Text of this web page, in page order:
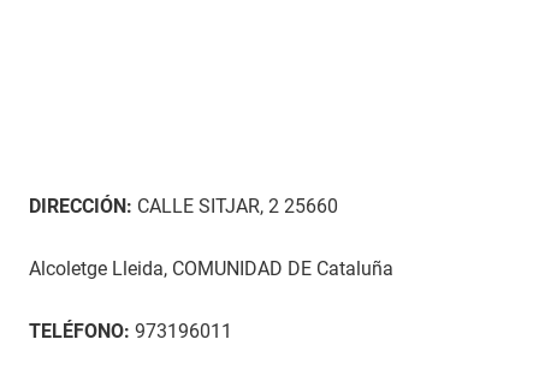
DIRECCIÓN: CALLE SITJAR, 2 25660
Alcoletge Lleida, COMUNIDAD DE Cataluña
TELÉFONO: 973196011